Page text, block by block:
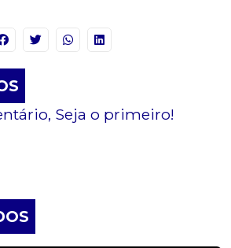
Seja o primeiro!